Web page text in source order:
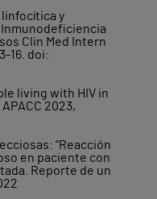
y
Inmunodeficiencia
Clin Med Intern
16. doi:
living with HIV in
2023,
“Reacción
en paciente con
Reporte de un